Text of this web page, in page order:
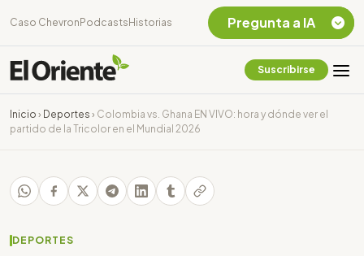
Caso Chevron Podcasts Historias
Suscribirse
Inicio › Deportes › Colombia vs. Ghana EN VIVO: hora y dónde ver el
partido de la Tricolor en el Mundial 2026
DEPORTES
Pregunta a IA
Chevron Ecuador